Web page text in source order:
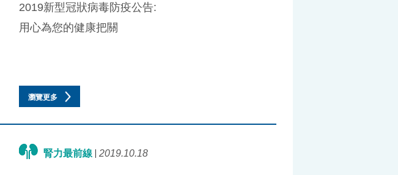
2019新型冠狀病毒防疫公告:
用心為您的健康把關
瀏覽更多
腎力最前線 2019.10.18